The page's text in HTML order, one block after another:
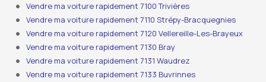
Vendre ma voiture rapidement 7100 Trivières
Vendre ma voiture rapidement 7110 Strépy-Bracquegnies
Vendre ma voiture rapidement 7120 Vellereille-Les-Brayeux
Vendre ma voiture rapidement 7130 Bray
Vendre ma voiture rapidement 7131 Waudrez
Vendre ma voiture rapidement 7133 Buvrinnes